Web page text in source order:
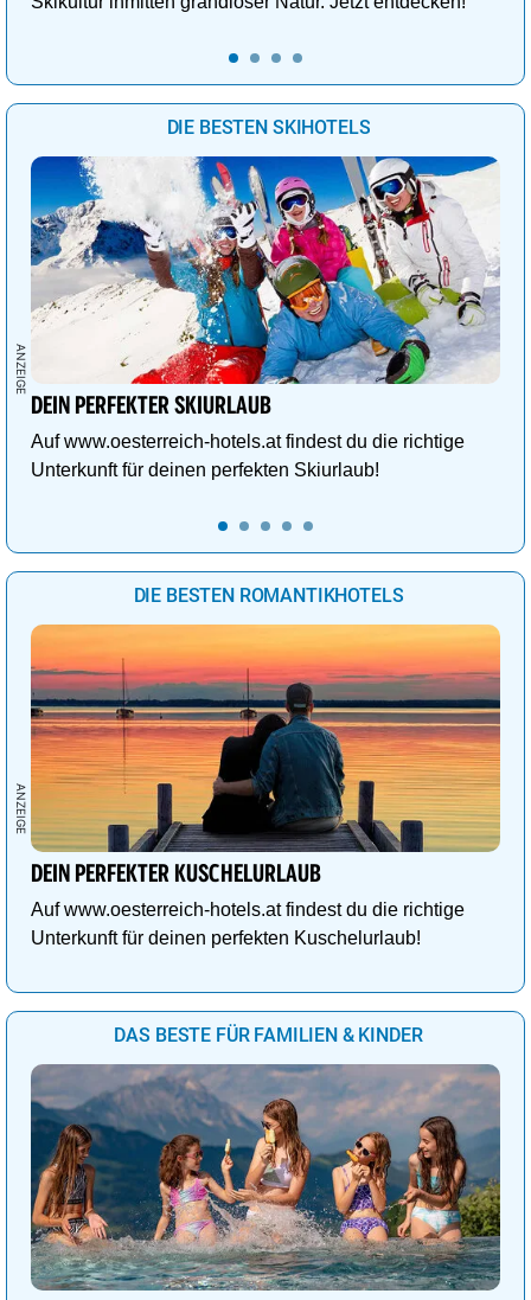
DIE BESTEN SKIHOTELS
DEIN PERFEKTER SKIURLAUB
Auf www.oesterreich-hotels.at findest du die richtige
Unterkunft für deinen perfekten Skiurlaub!
DIE BESTEN ROMANTIKHOTELS
DEIN PERFEKTER KUSCHELURLAUB
Auf www.oesterreich-hotels.at findest du die richtige
Unterkunft für deinen perfekten Kuschelurlaub!
DAS BESTE FÜR FAMILIEN & KINDER